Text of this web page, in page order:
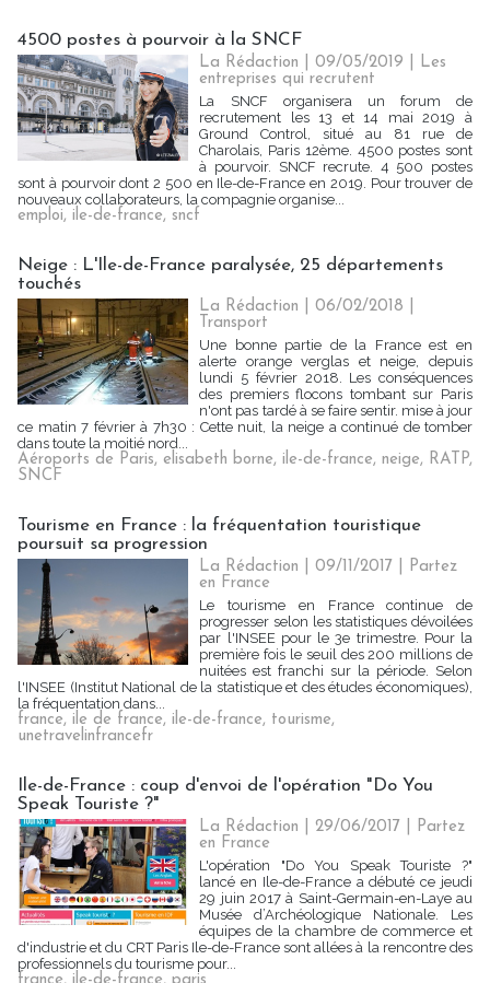
4500 postes à pourvoir à la SNCF
La Rédaction | 09/05/2019
Les
entreprises qui recrutent
La SNCF organisera un forum de
recrutement les 13 et 14 mai 2019 à
Ground Control, situé au 81 rue de
Charolais, Paris 12ème. 4500 postes sont
à pourvoir. SNCF recrute. 4 500 postes
sont à pourvoir dont 2 500 en Ile-de-France en 2019. Pour trouver de
nouveaux collaborateurs, la compagnie organise...
emploi, ile-de-france, sncf
Neige : L'Ile-de-France paralysée, 25 départements
touchés
La Rédaction | 06/02/2018
Transport
Une bonne partie de la France est en
alerte orange verglas et neige, depuis
lundi 5 février 2018. Les conséquences
des premiers flocons tombant sur Paris
n'ont pas tardé à se faire sentir. mise à jour
ce matin 7 février à 7h30 : Cette nuit, la neige a continué de tomber
dans toute la moitié nord...
Aéroports de Paris, elisabeth borne, ile-de-france, neige, RATP,
SNCF
Tourisme en France : la fréquentation touristique
poursuit sa progression
La Rédaction | 09/11/2017
Partez
en France
Le tourisme en France continue de
progresser selon les statistiques dévoilées
par l'INSEE pour le 3e trimestre. Pour la
première fois le seuil des 200 millions de
nuitées est franchi sur la période. Selon
l'INSEE (Institut National de la statistique et des études économiques),
la fréquentation dans...
france, ile de france, ile-de-france, tourisme,
unetravelinfrancefr
Ile-de-France : coup d'envoi de l'opération "Do You
Speak Touriste ?"
La Rédaction | 29/06/2017
Partez
en France
L'opération "Do You Speak Touriste ?"
lancé en Ile-de-France a débuté ce jeudi
29 juin 2017 à Saint-Germain-en-Laye au
Musée d’Archéologique Nationale. Les
équipes de la chambre de commerce et
d'industrie et du CRT Paris Ile-de-France sont allées à la rencontre des
professionnels du tourisme pour...